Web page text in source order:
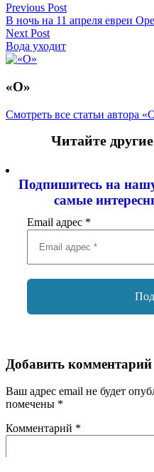
Навигация
по
записям
Previous Post
В ночь на 11 апреля евреи
Next Post
Вода уходит
«О»
Смотреть все статьи автора
Читайте
Подпишитесь на
самые
Email адрес *
Добавить комментарий
Ваш адрес email не будет
помечены *
Комментарий *